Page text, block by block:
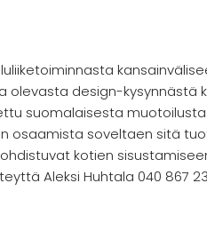
olevasta design-
suomalaisesta
osaamista soveltaen sitä
kotien
Aleksi Huhtala 040 867